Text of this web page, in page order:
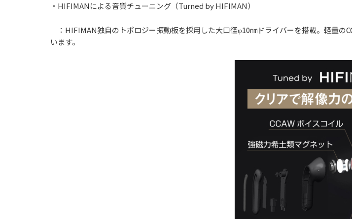
・HIFIMANによる音質チューニング（Turned by HIFIMAN）
：HIFIMAN独自のトポロジー振動板を採用した大口径φ10㎜ドライバーを搭載。軽量の
います。